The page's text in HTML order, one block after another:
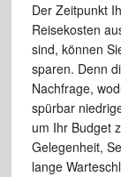
Der Zeitpunkt
Reisekosten
sind, können
sparen. Denn
Nachfrage,
spürbar
um Ihr Budget
Gelegenheit,
lange